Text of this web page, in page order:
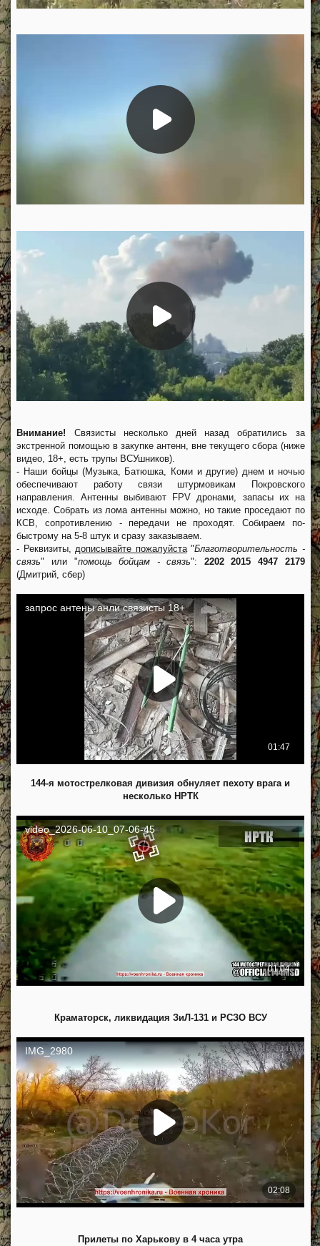
Внимание! Связисты несколько дней назад обратились за
экстренной помощью в закупке антенн, вне текущего сбора (ниже
видео, 18+, есть трупы ВСУшников).
- Наши бойцы (Музыка, Батюшка, Коми и другие) днем и ночью
обеспечивают работу связи штурмовикам Покровского
направления. Антенны выбивают FPV дронами, запасы их на
исходе. Собрать из лома антенны можно, но такие проседают по
КСВ, сопротивлению - передачи не проходят. Собираем по-
быстрому на 5-8 штук и сразу заказываем.
- Реквизиты, дописывайте пожалуйста"Благотворительность -
связь" или "помощь бойцам - связь": 2202 2015 4947 2179
(Дмитрий, сбер)
144-я мотострелковая дивизия обнуляет пехоту врага и
несколько НРТК
Краматорск, ликвидация ЗиЛ-131 и РСЗО ВСУ
Прилеты по Харькову в 4 часа утра